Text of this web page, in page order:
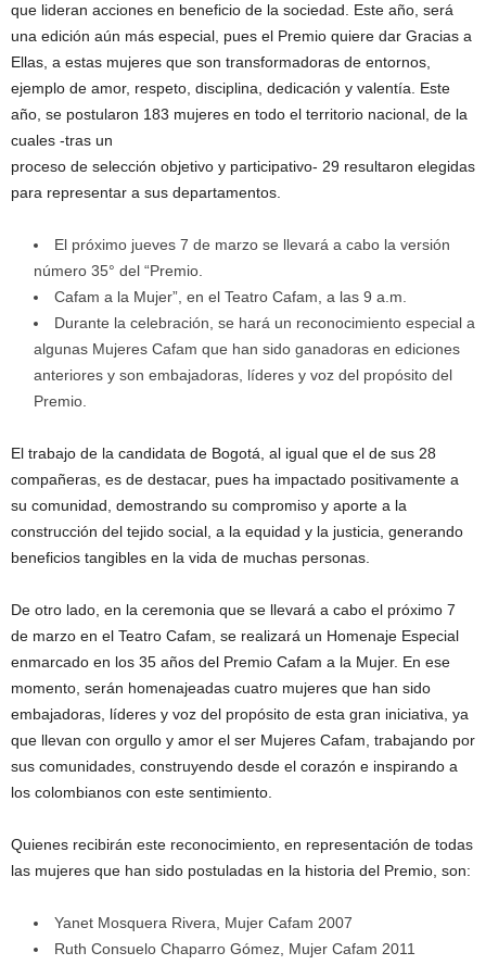
que lideran acciones en beneficio de la sociedad. Este año, será
una edición aún más especial, pues el Premio quiere dar Gracias a
Ellas, a estas mujeres que son transformadoras de entornos,
ejemplo de amor, respeto, disciplina, dedicación y valentía. Este
año, se postularon 183 mujeres en todo el territorio nacional, de la
cuales -tras un
proceso de selección objetivo y participativo- 29 resultaron elegidas
para representar a sus departamentos.
El próximo jueves 7 de marzo se llevará a cabo la versión
número 35° del “Premio.
Cafam a la Mujer”, en el Teatro Cafam, a las 9 a.m.
Durante la celebración, se hará un reconocimiento especial a
algunas Mujeres Cafam que han sido ganadoras en ediciones
anteriores y son embajadoras, líderes y voz del propósito del
Premio.
El trabajo de la candidata de Bogotá, al igual que el de sus 28
compañeras, es de destacar, pues ha impactado positivamente a
su comunidad, demostrando su compromiso y aporte a la
construcción del tejido social, a la equidad y la justicia, generando
beneficios tangibles en la vida de muchas personas.
De otro lado, en la ceremonia que se llevará a cabo el próximo 7
de marzo en el Teatro Cafam, se realizará un Homenaje Especial
enmarcado en los 35 años del Premio Cafam a la Mujer. En ese
momento, serán homenajeadas cuatro mujeres que han sido
embajadoras, líderes y voz del propósito de esta gran iniciativa, ya
que llevan con orgullo y amor el ser Mujeres Cafam, trabajando por
sus comunidades, construyendo desde el corazón e inspirando a
los colombianos con este sentimiento.
Quienes recibirán este reconocimiento, en representación de todas
las mujeres que han sido postuladas en la historia del Premio, son:
Yanet Mosquera Rivera, Mujer Cafam 2007
Ruth Consuelo Chaparro Gómez, Mujer Cafam 2011